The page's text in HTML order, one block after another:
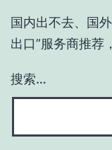
国内出不去、国
出口”服务商推
搜索…